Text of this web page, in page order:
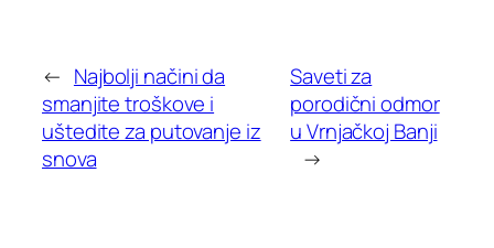
← Najbolji načini da
smanjite troškove i
uštedite za putovanje iz
snova
Saveti za
porodični odmor
u Vrnjačkoj Banji
→